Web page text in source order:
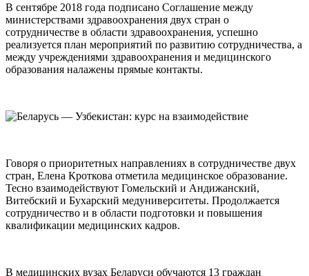
В сентябре 2018 года подписано Соглашение между
министерствами здравоохранения двух стран о
сотрудничестве в области здравоохранения, успешно
реализуется план мероприятий по развитию сотрудничества, а
между учреждениями здравоохранения и медицинского
образования налажены прямые контакты.
Говоря о приоритетных направлениях в сотрудничестве двух
стран, Елена Кроткова отметила медицинское образование.
Тесно взаимодействуют Гомельский и Андижанский,
Витебский и Бухарский медуниверситеты. Продолжается
сотрудничество и в области подготовки и повышения
квалификации медицинских кадров.
В медицинских вузах Беларуси обучаются 13 граждан